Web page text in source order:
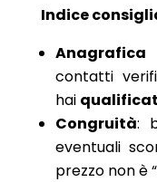
Indice
contatti
hai
Congruità:
eventuali
prezzo non è